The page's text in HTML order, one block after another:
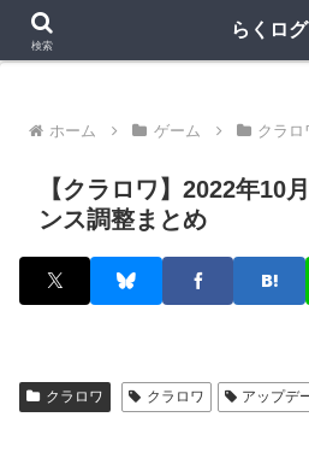
クラロワ クラロワリー
ホーム ゲーム クラロ
【クラロワ】2022年10
ンス調整まとめ
クラロワ クラロワ アップデ
検索
らくログ